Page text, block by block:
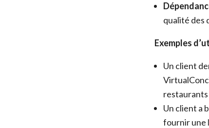
qualité des
Exemples
Un client
restaurants
Un client a
fournir une